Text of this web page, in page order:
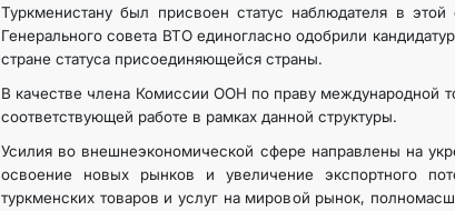
Туркменистану был присвоен статус наблюдателя в
Генерального совета ВТО единогласно одобрили
стране статуса присоединяющейся страны.
В качестве члена Комиссии ООН по праву международной
соответствующей работе в рамках данной структуры.
Усилия во внешнеэкономической сфере направлены на
освоение новых рынков и увеличение экспортного
туркменских товаров и услуг на мировой рынок,